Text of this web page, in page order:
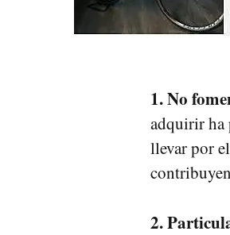
1. No
adquirir ha
llevar por
2.